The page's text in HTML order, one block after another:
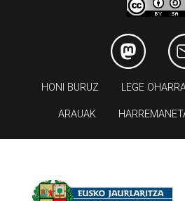
HONI BURUZ LEGE
ARAUAK